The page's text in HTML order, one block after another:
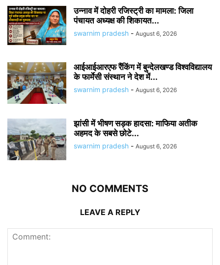
उन्नाव में दोहरी रजिस्ट्री का मामला: जिला
पंचायत अध्यक्ष की शिकायत...
swarnim pradesh - August 6, 2026
आईआईआरएफ रैंकिंग में बुन्देलखण्ड विश्वविद्यालय
के फार्मेसी संस्थान ने देश में...
swarnim pradesh - August 6, 2026
झांसी में भीषण सड़क हादसा: माफिया अतीक
अहमद के सबसे छोटे...
swarnim pradesh - August 6, 2026
NO COMMENTS
LEAVE A REPLY